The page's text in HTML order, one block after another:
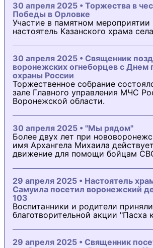
30 апреля 2025 • Торжества в
Победы в Орловке
Участие в памятном мероприятии
настоятель Казанского храма
30 апреля 2025 • Священник
воронежских огнеборцев с Днем
охраны России
Торжественное собрание
зале Главного управления МЧС
Воронежской области.
30 апреля 2025 • "Мы рядом"
Более двух лет при
имя Архангела Михаила
движение для помощи бойцам
29 апреля 2025 • Настоятель
Самуила посетил воронежский
103
Воспитанники и родители
благотворительной акции "Пасха
29 апреля 2025 • Священник